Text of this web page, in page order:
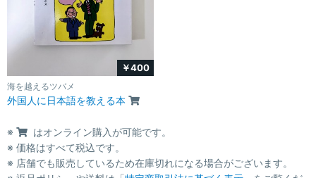
￥400
海を越えるツバメ
外国人に日本語を教える本
※
はオンライン購入が可能です。
※ 価格はすべて税込です。
※ 店舗でも販売しているため在庫切れになる場合がございます。